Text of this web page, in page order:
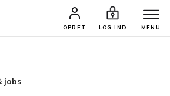
OPRET LOG IND MENU
& JOBS SØG PROFIL
jobs